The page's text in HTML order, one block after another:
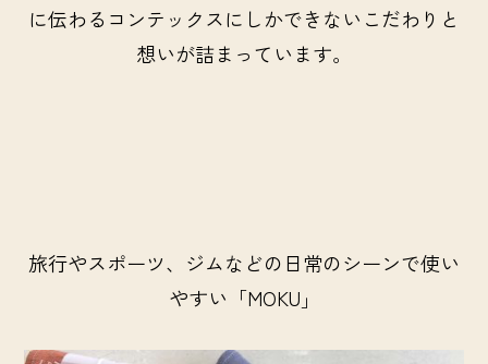
に伝わるコンテックスにしかできないこだわりと
想いが詰まっています。
旅行やスポーツ、ジムなどの日常のシーンで使い
やすい「MOKU」